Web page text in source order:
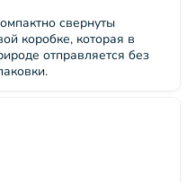
свернуты
коробке, которая в
отправляется без